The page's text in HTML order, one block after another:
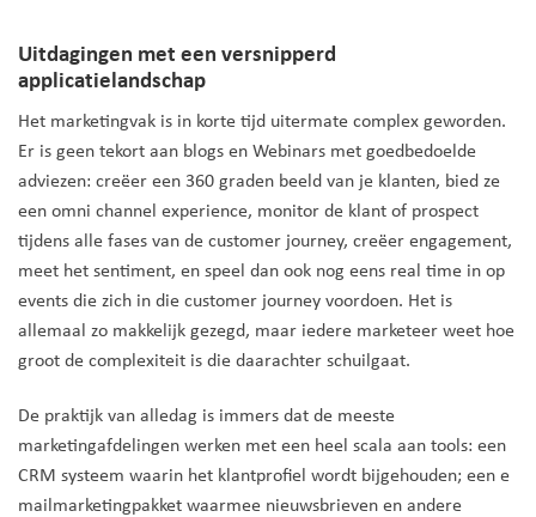
Uitdagingen met een versnipperd
applicatielandschap
Het marketingvak is in korte tijd uitermate complex geworden.
Er is geen tekort aan blogs en Webinars met goedbedoelde
adviezen: creëer een 360 graden beeld van je klanten, bied ze
een omni channel experience, monitor de klant of prospect
tijdens alle fases van de customer journey, creëer engagement,
meet het sentiment, en speel dan ook nog eens real time in op
events die zich in die customer journey voordoen. Het is
allemaal zo makkelijk gezegd, maar iedere marketeer weet hoe
groot de complexiteit is die daarachter schuilgaat.
De praktijk van alledag is immers dat de meeste
marketingafdelingen werken met een heel scala aan tools: een
CRM systeem waarin het klantprofiel wordt bijgehouden; een e
mailmarketingpakket waarmee nieuwsbrieven en andere